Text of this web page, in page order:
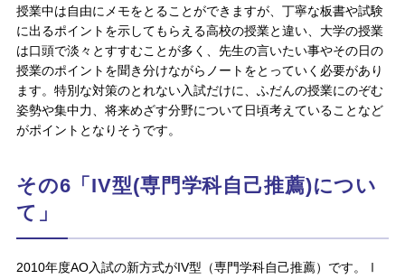
授業中は自由にメモをとることができますが、丁寧な板書や試験
に出るポイントを示してもらえる高校の授業と違い、大学の授業
は口頭で淡々とすすむことが多く、先生の言いたい事やその日の
授業のポイントを聞き分けながらノートをとっていく必要があり
ます。特別な対策のとれない入試だけに、ふだんの授業にのぞむ
姿勢や集中力、将来めざす分野について日頃考えていることなど
がポイントとなりそうです。
その6「IV型(専門学科自己推薦)につい
て」
2010年度AO入試の新方式がIV型（専門学科自己推薦）です。Ⅰ